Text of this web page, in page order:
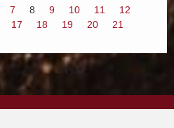
7 8 9 10 11
12
17 18 19 20 21